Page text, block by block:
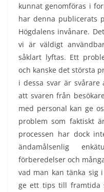
kunnat genomföras i
har denna publicerats
Högdalens invånare.
vi är väldigt
såklart lyftas. Ett
och kanske det största
i dessa svar är svårare
att svaren från
med personal kan ge
problem som faktiskt
processen har dock
ändamålsenlig
förberedelser och
vad man kan tänka sig
ge ett tips till framtida